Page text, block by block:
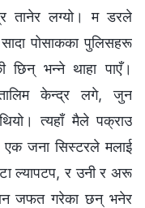
तानेर लग्यो। म डरले
पोसाकका पुलिसहरू
भन्‍ने थाहा पाएँ।
केन्द्र लगे, जुन
त्यहाँ मैले पक्राउ
जना सिस्टरले मलाई
ल्यापटप, र उनी र अरू
जफत गरेका छन् भनेर